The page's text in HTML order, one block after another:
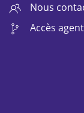
Nous
Accès